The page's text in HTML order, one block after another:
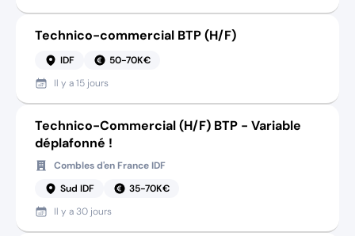
Technico-commercial BTP (H/F)
IDF
50-70K€
Il y a15 jours
Technico-Commercial (H/F) BTP - Variable
déplafonné !
Combles d'en France IDF
Sud IDF
35-70K€
Il y a 30 jours